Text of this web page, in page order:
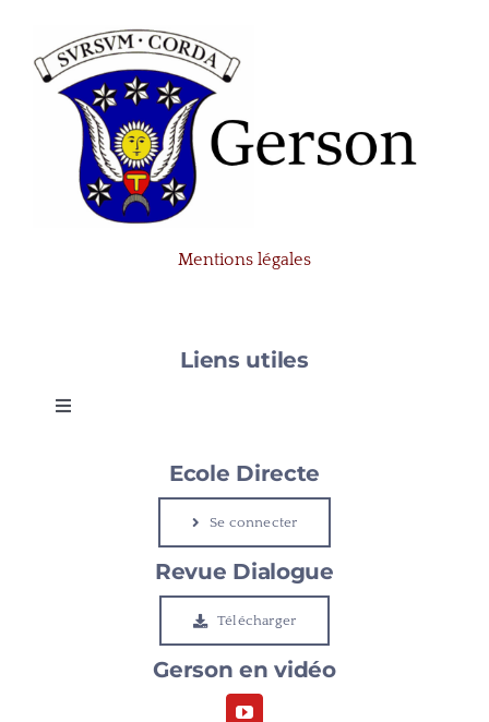
Mentions légales
Liens utiles
Toggle
Rejoindre Gerson
Ecole Directe
Se connecter
Revue Dialogue
Télécharger
Gerson en vidéo